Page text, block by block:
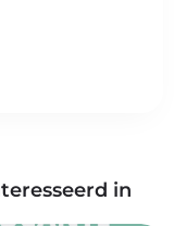
in